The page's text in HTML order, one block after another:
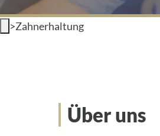
>Zahnerhaltung
Über uns